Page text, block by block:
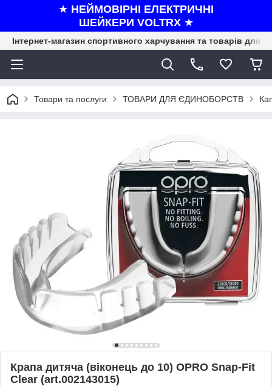
★ НЕЙМОВІРНІ ЕЛЕКТРИЧНІ
ШЕЙКЕРИ VOLTRX ★
Інтернет-магазин спортивного харчування та товарів для
Товари та послуги ТОВАРИ ДЛЯ ЄДИНОБОРСТВ
Крапа дитяча (віконець до 10) OPRO Snap-Fit
Clear (art.002143015)